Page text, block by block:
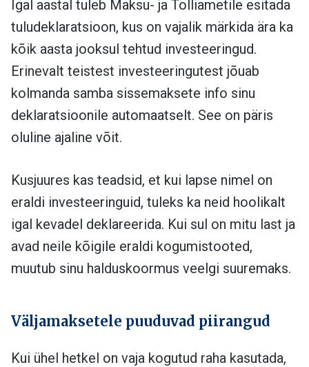
Igal aastal tuleb Maksu- ja Tolliametile esitada
tuludeklaratsioon, kus on vajalik märkida ära ka
kõik aasta jooksul tehtud investeeringud.
Erinevalt teistest investeeringutest jõuab
kolmanda samba sissemaksete info sinu
deklaratsioonile automaatselt. See on päris
oluline ajaline võit.
Kusjuures kas teadsid, et kui lapse nimel on
eraldi investeeringuid, tuleks ka neid hoolikalt
igal kevadel deklareerida. Kui sul on mitu last ja
avad neile kõigile eraldi kogumistooted,
muutub sinu halduskoormus veelgi suuremaks.
Väljamaksetele puuduvad piirangud
Kui ühel hetkel on vaja kogutud raha kasutada,